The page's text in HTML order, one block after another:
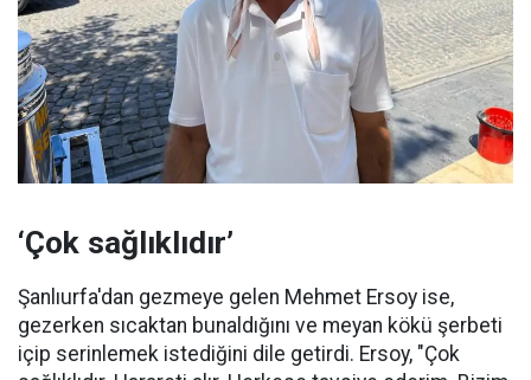
‘Çok sağlıklıdır’
Şanlıurfa'dan gezmeye gelen Mehmet Ersoy ise,
gezerken sıcaktan bunaldığını ve meyan kökü şerbeti
içip serinlemek istediğini dile getirdi. Ersoy, "Çok